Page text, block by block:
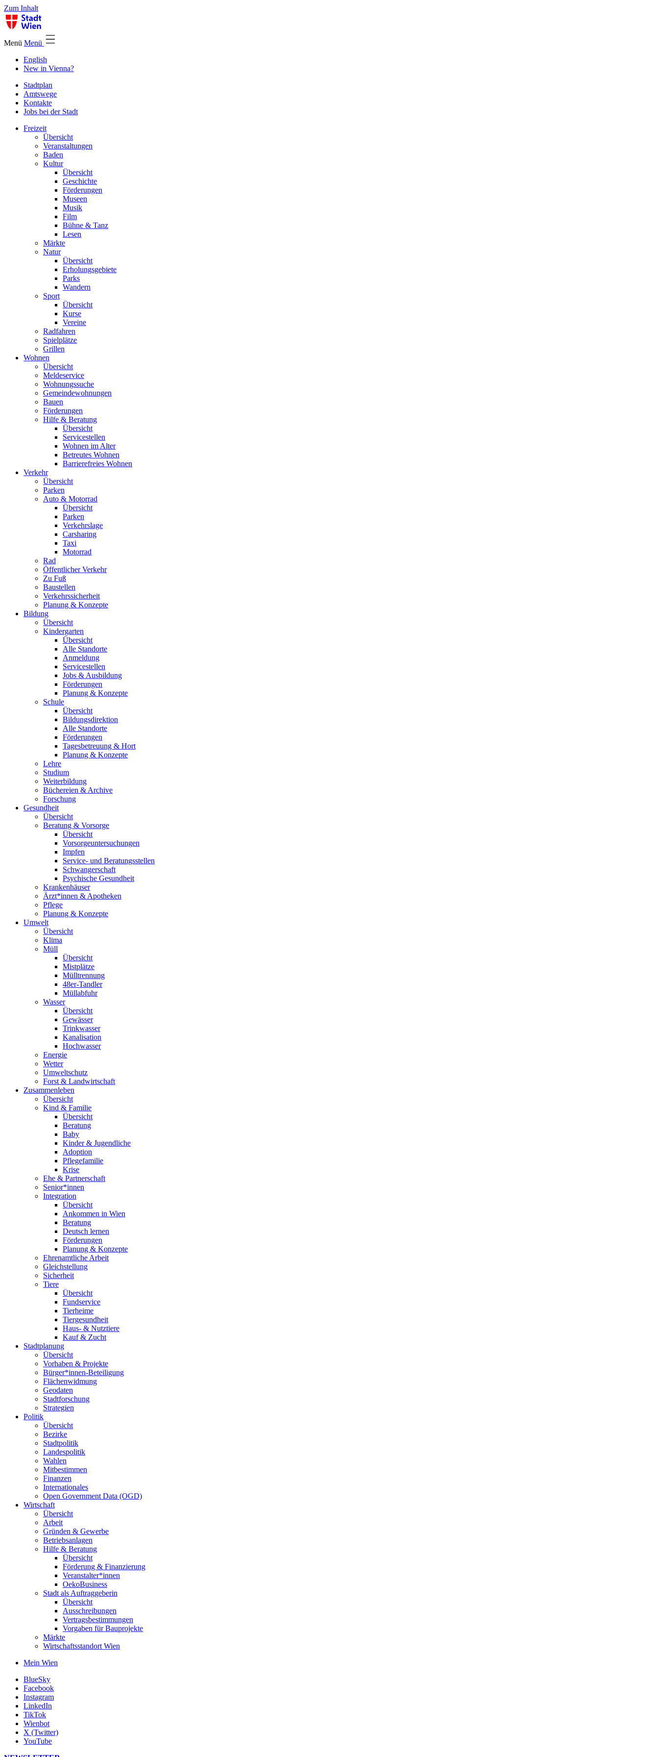
Zum Inhalt
Menü Menü
English
New in Vienna?
Stadtplan
Amtswege
Kontakte
Jobs bei der Stadt
Freizeit
Übersicht
Veranstaltungen
Baden
Kultur
Übersicht
Geschichte
Förderungen
Museen
Musik
Film
Bühne & Tanz
Lesen
Märkte
Natur
Übersicht
Erholungsgebiete
Parks
Wandern
Sport
Übersicht
Kurse
Vereine
Radfahren
Spielplätze
Grillen
Wohnen
Übersicht
Meldeservice
Wohnungssuche
Gemeindewohnungen
Bauen
Förderungen
Hilfe & Beratung
Übersicht
Servicestellen
Wohnen im Alter
Betreutes Wohnen
Barrierefreies Wohnen
Verkehr
Übersicht
Parken
Auto & Motorrad
Übersicht
Parken
Verkehrslage
Carsharing
Taxi
Motorrad
Rad
Öffentlicher Verkehr
Zu Fuß
Baustellen
Verkehrssicherheit
Planung & Konzepte
Bildung
Übersicht
Kindergarten
Übersicht
Alle Standorte
Anmeldung
Servicestellen
Jobs & Ausbildung
Förderungen
Planung & Konzepte
Schule
Übersicht
Bildungsdirektion
Alle Standorte
Förderungen
Tagesbetreuung & Hort
Planung & Konzepte
Lehre
Studium
Weiterbildung
Büchereien & Archive
Forschung
Gesundheit
Übersicht
Beratung & Vorsorge
Übersicht
Vorsorgeuntersuchungen
Impfen
Service- und Beratungsstellen
Schwangerschaft
Psychische Gesundheit
Krankenhäuser
Ärzt*innen & Apotheken
Pflege
Planung & Konzepte
Umwelt
Übersicht
Klima
Müll
Übersicht
Mistplätze
Mülltrennung
48er-Tandler
Müllabfuhr
Wasser
Übersicht
Gewässer
Trinkwasser
Kanalisation
Hochwasser
Energie
Wetter
Umweltschutz
Forst & Landwirtschaft
Zusammenleben
Übersicht
Kind & Familie
Übersicht
Beratung
Baby
Kinder & Jugendliche
Adoption
Pflegefamilie
Krise
Ehe & Partnerschaft
Senior*innen
Integration
Übersicht
Ankommen in Wien
Beratung
Deutsch lernen
Förderungen
Planung & Konzepte
Ehrenamtliche Arbeit
Gleichstellung
Sicherheit
Tiere
Übersicht
Fundservice
Tierheime
Tiergesundheit
Haus- & Nutztiere
Kauf & Zucht
Stadtplanung
Übersicht
Vorhaben & Projekte
Bürger*innen-Beteiligung
Flächenwidmung
Geodaten
Stadtforschung
Strategien
Politik
Übersicht
Bezirke
Stadtpolitik
Landespolitik
Wahlen
Mitbestimmen
Finanzen
Internationales
Open Government Data (OGD)
Wirtschaft
Übersicht
Arbeit
Gründen & Gewerbe
Betriebsanlagen
Hilfe & Beratung
Übersicht
Förderung & Finanzierung
Veranstalter*innen
OekoBusiness
Stadt als Auftraggeberin
Übersicht
Ausschreibungen
Vertragsbestimmungen
Vorgaben für Bauprojekte
Märkte
Wirtschaftsstandort Wien
Mein Wien
BlueSky
Facebook
Instagram
LinkedIn
TikTok
Wienbot
X (Twitter)
YouTube